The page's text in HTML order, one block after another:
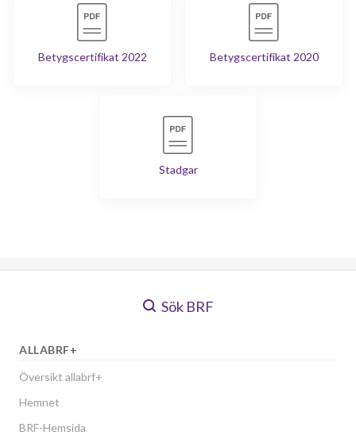
Betygscertifikat 2022 Betygscertifikat 2020
Stadgar
Sök BRF
ALLABRF+
Översikt allabrf+
Hemnet
BRF-Hemsida